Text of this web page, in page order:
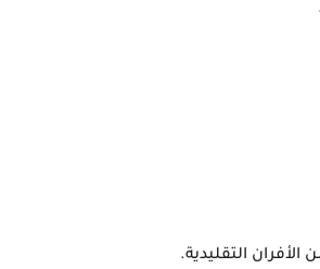
التقليدية.